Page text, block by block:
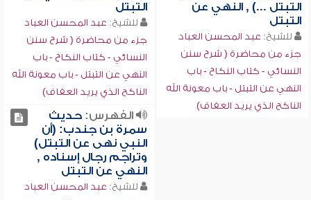
التبتل ...) , النهي عن
التبتل
للشيخ: عبد المحسن العباد
جزء من محاضرة ( شرح سنن
النسائي - كتاب النكاح - باب
النهي عن التبتل - باب معونة الله
الناكح الذي يريد العفاف)
التبتل
للشيخ: عبد المحسن العباد
جزء من محاضرة ( شرح سنن
النسائي - كتاب النكاح - باب
النهي عن التبتل - باب معونة الله
الناكح الذي يريد العفاف)
الفهرس:حديث
سمرة بن جندب: (أن
النبي نهى عن التبتل)
وتراجم رجال إسناده ,
النهي عن التبتل
للشيخ: عبد المحسن العباد